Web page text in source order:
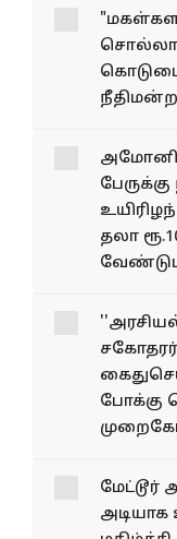
தலா
சகோதரர்
போக்கு
மேட்டூர்
அடியாக